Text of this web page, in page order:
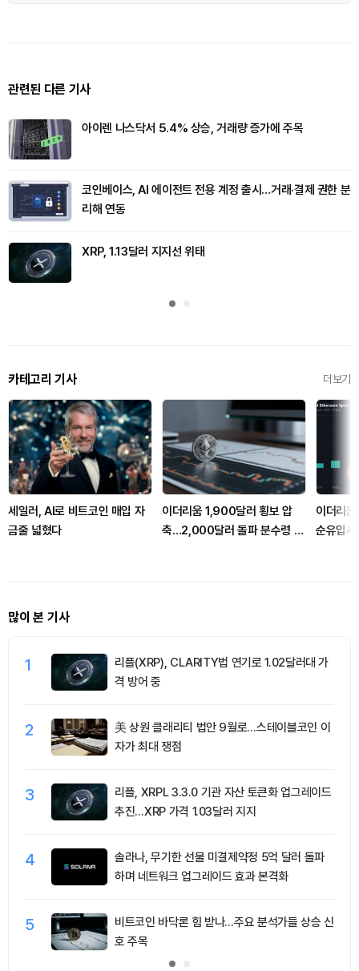
관련된 다른 기사
아이렌 나스닥서 5.4% 상승, 거래량 증가에 주목
코인베이스, AI 에이전트 전용 계정 출시…거래·결제 권한 분
리해 연동
XRP, 1.13달러 지지선 위태
카테고리 기사 더보기
세일러, AI로 비트코인 매입 자
금줄 넓혔다
이더리움 1,900달러 횡보 압
축…2,000달러 돌파 분수령 될
이더리
순유입
많이 본 기사
1
리플(XRP), CLARITY법 연기로 1.02달러대 가
격 방어 중
2
美 상원 클래리티 법안 9월로…스테이블코인 이
자가 최대 쟁점
3
리플, XRPL 3.3.0 기관 자산 토큰화 업그레이드
추진…XRP 가격 1.03달러 지지
4
솔라나, 무기한 선물 미결제약정 5억 달러 돌파
하며 네트워크 업그레이드 효과 본격화
5
비트코인 바닥론 힘 받나…주요 분석가들 상승 신
호 주목